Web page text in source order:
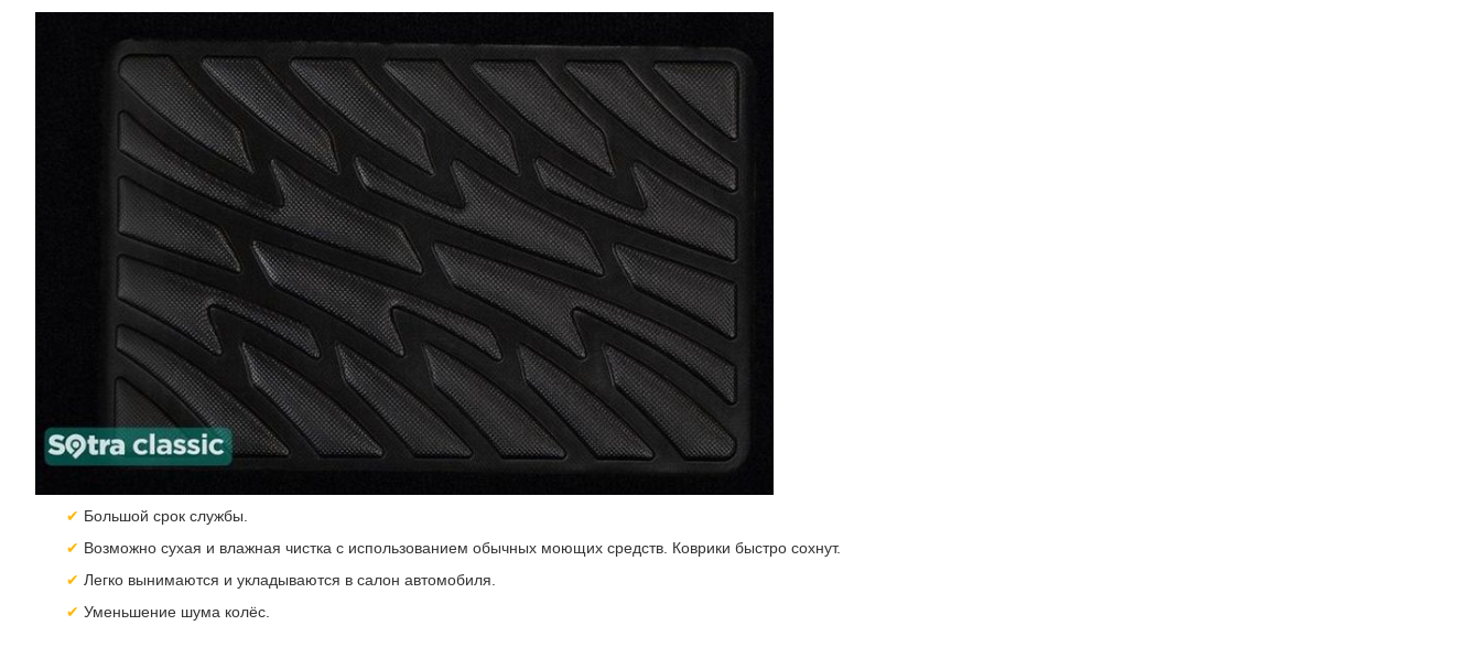
Большой срок службы.
Возможно сухая и влажная чистка с использованием обычных моющих средств. Коврики быстро сохнут.
Легко вынимаются и укладываются в салон автомобиля.
Уменьшение шума колёс.